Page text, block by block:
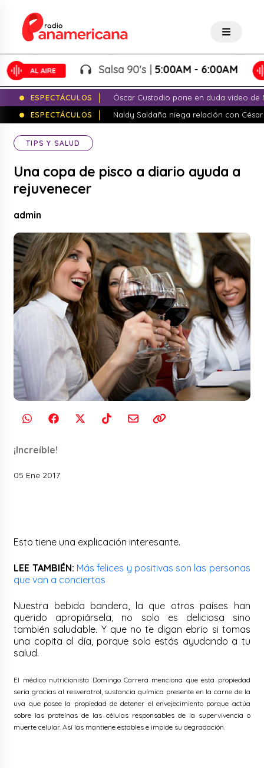
Salsa 90's |5:00AM - 6:00AM
ESPECTÁCULOS
Óscar Custodio pone en duda video de
ESPECTÁCULOS
Naldy Saldaña niega relación con
TIPS Y SALUD
Una copa de pisco a diario ayuda a
rejuvenecer
admin
¡Increíble!
05 Ene 2017
Esto tiene una explicación interesante.
LEE TAMBIÉN: Más felices y positivas son las personas
que van a conciertos
Nuestra bebida bandera, la que otros países han
querido apropiársela, no solo es deliciosa sino
también saludable. Y que no te digan ebrio si tomas
una copita al día, porque solo estás ayudando a tu
salud.
El médico nutricionista Domingo Carrera menciona que esta propiedad
sería gracias al resveratrol, sustancia química presente en la carne de la
uva que posee la propiedad de detener el envejecimiento porque actúa
sobre las proteínas de las células responsables de la supervivencia o
muerte celular. Así las mantiene estables e impide su degradación.